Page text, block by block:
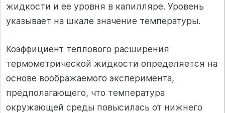
жидкости и ее уровня в капилляре. Уровень
указывает на шкале значение температуры.
Коэффициент теплового расширения
термометрической жидкости определяется на
основе воображаемого эксперимента,
предполагающего, что температура
окружающей среды повысилась от нижнего